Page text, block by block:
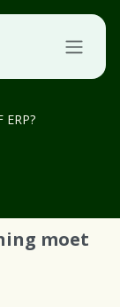
ERP?
moet